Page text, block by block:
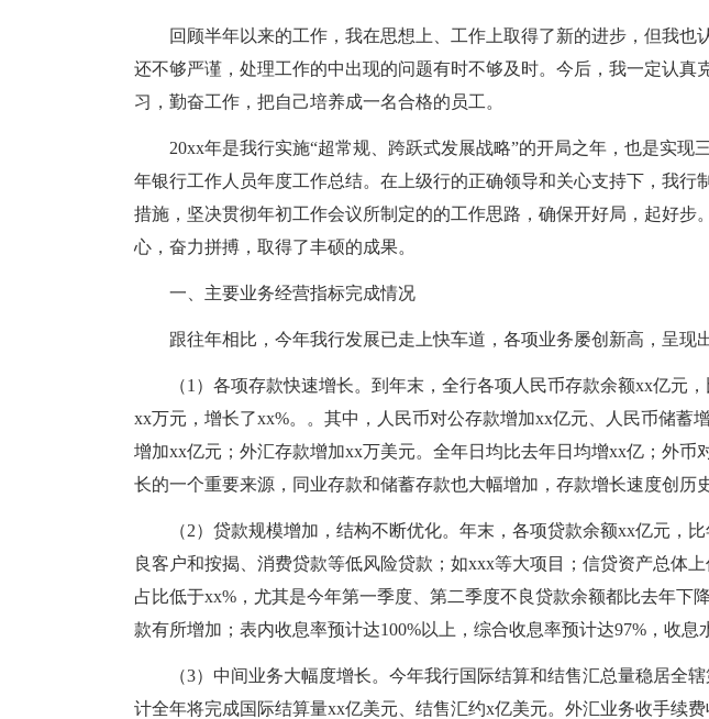
回顾半年以来的工作，我在思想上、工作上取得了新的进步，但我也
还不够严谨，处理工作的中出现的问题有时不够及时。今后，我一定认真
习，勤奋工作，把自己培养成一名合格的员工。
20xx年是我行实施“超常规、跨跃式发展战略”的开局之年，也是实现
年银行工作人员年度工作总结。在上级行的正确领导和关心支持下，我行
措施，坚决贯彻年初工作会议所制定的的工作思路，确保开好局，起好步
心，奋力拼搏，取得了丰硕的成果。
一、主要业务经营指标完成情况
跟往年相比，今年我行发展已走上快车道，各项业务屡创新高，呈现
（1）各项存款快速增长。到年末，全行各项人民币存款余额xx亿元
xx万元，增长了xx%。。其中，人民币对公存款增加xx亿元、人民币储蓄
增加xx亿元；外汇存款增加xx万美元。全年日均比去年日均增xx亿；外币
长的一个重要来源，同业存款和储蓄存款也大幅增加，存款增长速度创历
（2）贷款规模增加，结构不断优化。年末，各项贷款余额xx亿元，
良客户和按揭、消费贷款等低风险贷款；如xxx等大项目；信贷资产总体
占比低于xx%，尤其是今年第一季度、第二季度不良贷款余额都比去年下
款有所增加；表内收息率预计达100%以上，综合收息率预计达97%，收息
（3）中间业务大幅度增长。今年我行国际结算和结售汇总量稳居全
计全年将完成国际结算量xx亿美元、结售汇约x亿美元。外汇业务收手续